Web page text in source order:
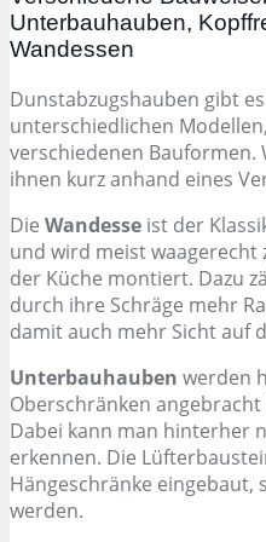
Unterbauhauben,
Wandessen
Dunstabzugshauben gibt
unterschiedlichen
verschiedenen Bauformen.
ihnen kurz anhand eines
Die Wandesse ist der
und wird meist waagerecht
der Küche montiert. Dazu
durch ihre Schräge mehr
damit auch mehr Sicht auf
Unterbauhauben werden
Oberschränken
Dabei kann man hinterher
erkennen. Die
Hängeschränke eingebaut,
werden.